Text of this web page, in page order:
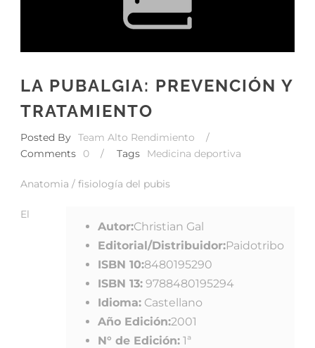
LA PUBALGIA: PREVENCIÓN Y
TRATAMIENTO
Posted By Team Alto Rendimiento
/
Comments
0 / Tags Medicina deportiva
Anatomia / fisiología del pubis
Autor:Christian Gal
Editorial/Distribuidor:Paidotribo
ISBN 10:8480195290
ISBN 13: 9788480195294
Idioma: Castellano
Año Edición:2001
N° de Edición: 1ª
El